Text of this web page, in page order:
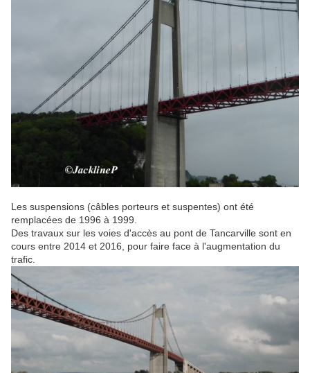
Les suspensions (câbles porteurs et suspentes) ont été
remplacées de 1996 à 1999.
Des travaux sur les voies d'accès au pont de Tancarville sont en
cours entre 2014 et 2016, pour faire face à l'augmentation du
trafic.